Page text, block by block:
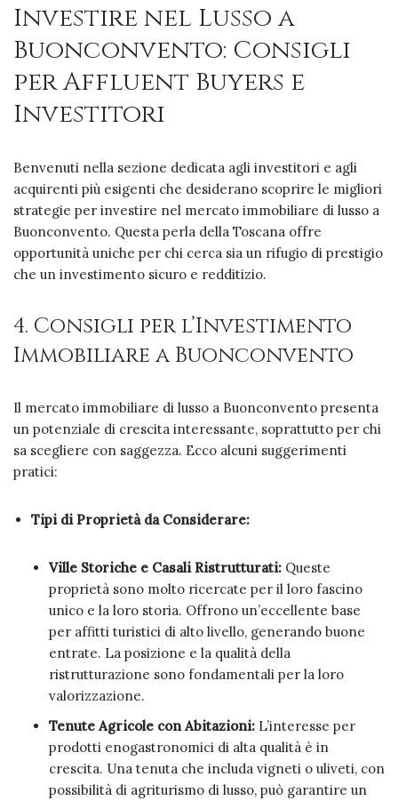
Investire nel Lusso a
Buonconvento: Consigli
per Affluent Buyers e
Investitori
Benvenuti nella sezione dedicata agli investitori e agli
acquirenti più esigenti che desiderano scoprire le migliori
strategie per investire nel mercato immobiliare di lusso a
Buonconvento. Questa perla della Toscana offre
opportunità uniche per chi cerca sia un rifugio di prestigio
che un investimento sicuro e redditizio.
4. Consigli per l’Investimento
Immobiliare a Buonconvento
Il mercato immobiliare di lusso a Buonconvento presenta
un potenziale di crescita interessante, soprattutto per chi
sa scegliere con saggezza. Ecco alcuni suggerimenti
pratici:
Tipi di Proprietà da Considerare:
Ville Storiche e Casali Ristrutturati: Queste
proprietà sono molto ricercate per il loro fascino
unico e la loro storia. Offrono un’eccellente base
per affitti turistici di alto livello, generando buone
entrate. La posizione e la qualità della
ristrutturazione sono fondamentali per la loro
valorizzazione.
Tenute Agricole con Abitazioni: L’interesse per
prodotti enogastronomici di alta qualità è in
crescita. Una tenuta che includa vigneti o uliveti, con
possibilità di agriturismo di lusso, può garantire un